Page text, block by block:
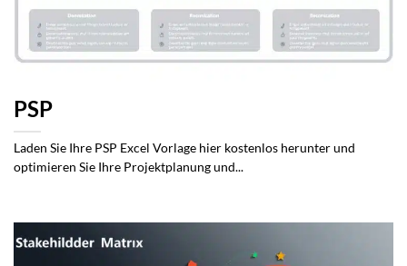
PSP
Laden Sie Ihre PSP Excel Vorlage hier kostenlos herunter und
optimieren Sie Ihre Projektplanung und...